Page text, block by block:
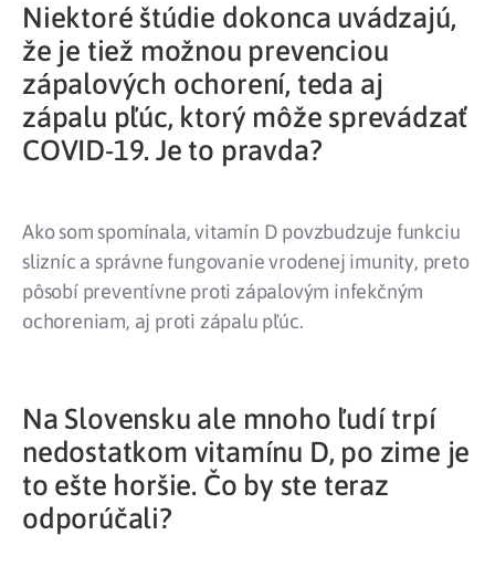
Niektoré štúdie dokonca uvádzajú,
že je tiež možnou prevenciou
zápalových ochorení, teda aj
zápalu pľúc, ktorý môže sprevádzať
COVID-19. Je to pravda?
Ako som spomínala, vitamín D povzbudzuje funkciu
slizníc a správne fungovanie vrodenej imunity, preto
pôsobí preventívne proti zápalovým infekčným
ochoreniam, aj proti zápalu pľúc.
Na Slovensku ale mnoho ľudí trpí
nedostatkom vitamínu D, po zime je
to ešte horšie. Čo by ste teraz
odporúčali?